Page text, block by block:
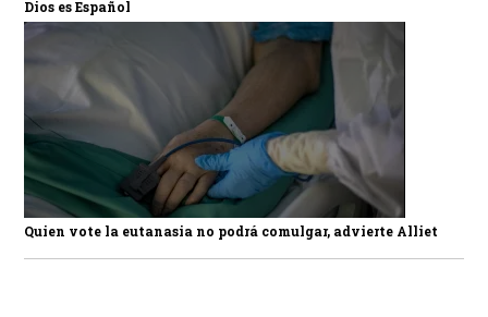
Dios es Español
Quien vote la eutanasia no podrá comulgar, advierte Alliet